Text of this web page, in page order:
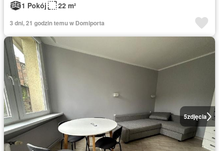
1 Pokój
22 m²
3 dni, 21 godzin temu w Domiporta
5zdjęcia